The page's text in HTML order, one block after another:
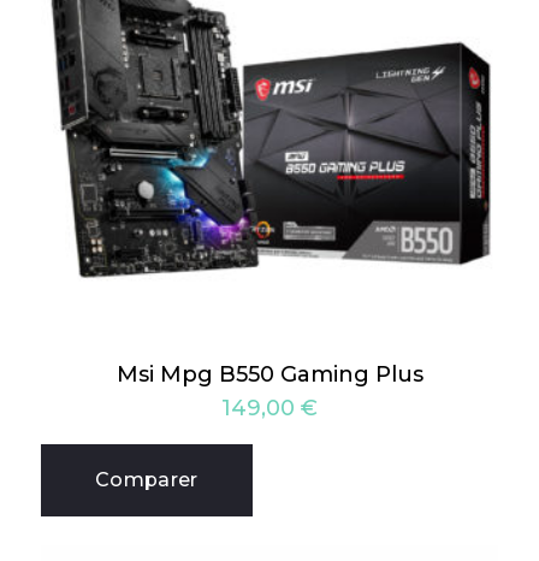
Msi Mpg B550 Gaming Plus
149,00 €
Comparer